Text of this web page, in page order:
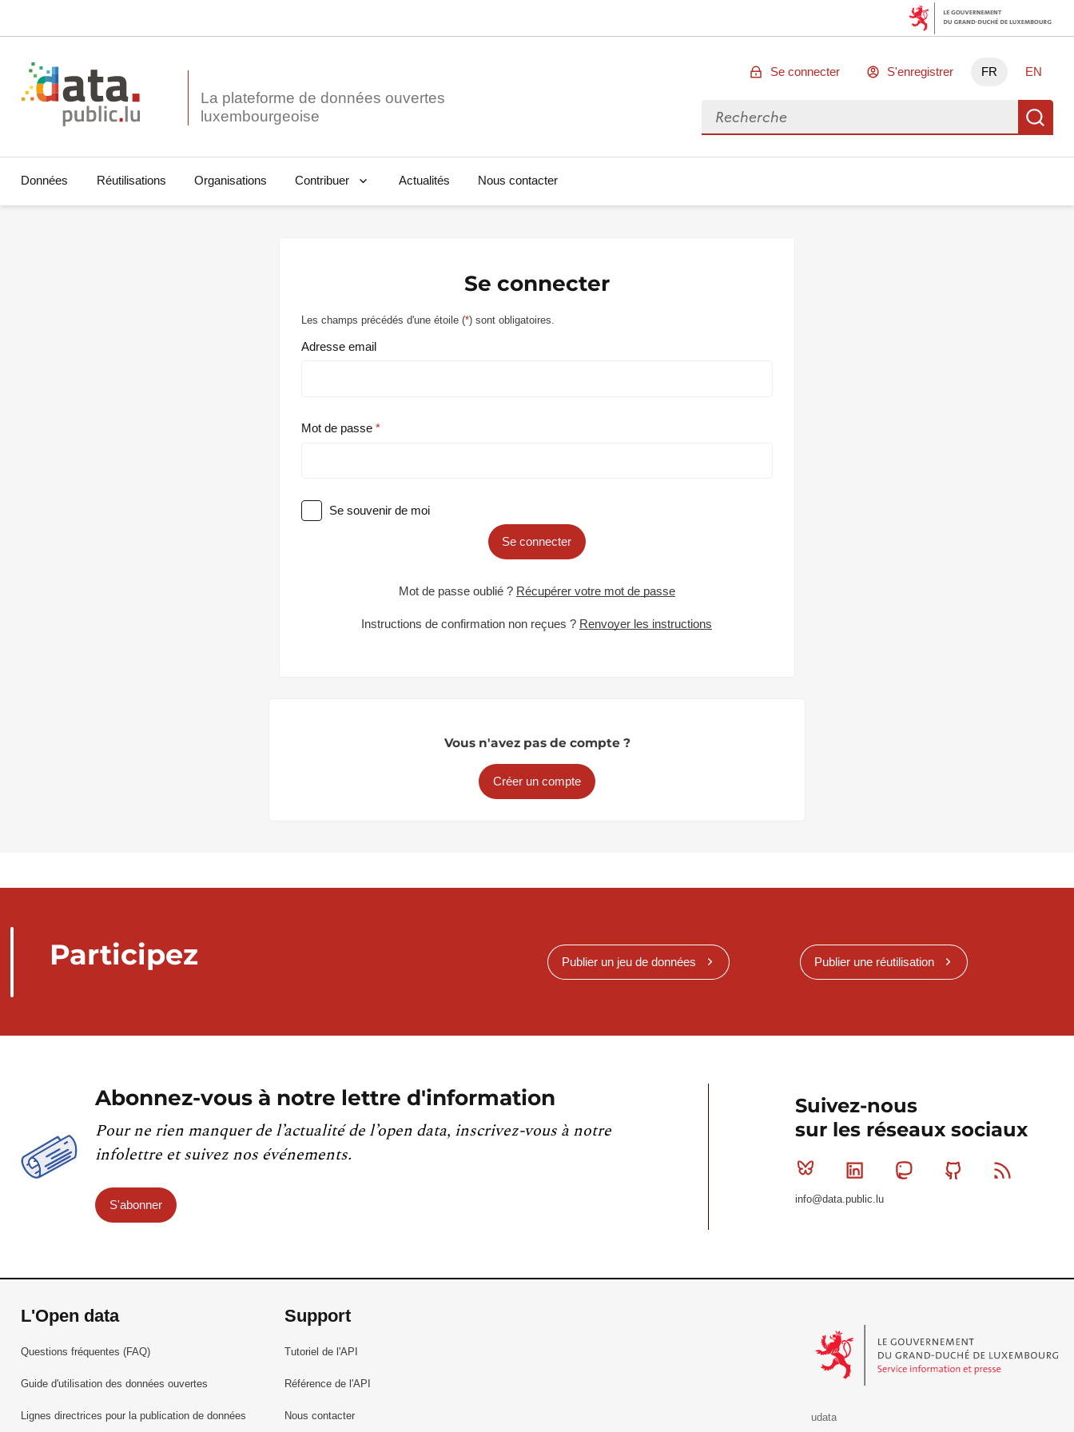
La plateforme de données ouvertes
Se connecter S'enregistrer FR EN
Rechercher des données
Données Réutilisations Organisations Contribuer Actualités Nous contacter
Se connecter
Les champs précédés d'une étoile (*) sont obligatoires.
Adresse email
Mot de passe
Se souvenir de moi
Se connecter
Mot de passe oublié ? Récupérer votre mot de passe
Instructions de confirmation non reçues ? Renvoyer les instructions
Vous n'avez pas de compte ?
Créer un compte
Participez Publier un jeu de données Publier une réutilisation
Abonnez-vous à notre lettre d'information
Pour ne rien manquer de l’actualité de l’open data, inscrivez-vous à notre
infolettre et suivez nos événements.
S'abonner
Suivez-nous
sur les réseaux sociaux
Bluesky Linkedin MastodonGithub
info@data.public.lu
L'Open data
Questions fréquentes (FAQ)
Guide d'utilisation des données ouvertes
Lignes directrices pour la publication de données
Support
Tutoriel de l'API
Référence de l'API
Nous contacter
udata